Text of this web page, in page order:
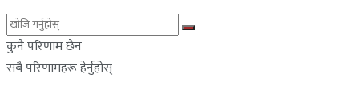
कुनै परिणाम छैन
सबै परिणामहरू हेर्नुहोस्